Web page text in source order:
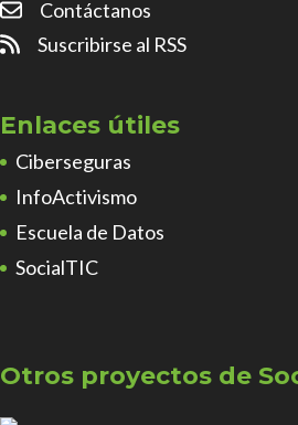
Contáctanos
Suscribirse al RSS
Enlaces útiles
Ciberseguras
InfoActivismo
Escuela de Datos
SocialTIC
Otros proyectos de